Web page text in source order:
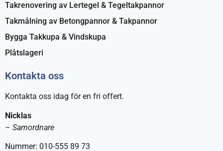
Takrenovering av Lertegel & Tegeltakpannor
Takmålning av Betongpannor & Takpannor
Bygga Takkupa & Vindskupa
Plåtslageri
Kontakta oss
Kontakta oss idag för en fri offert.
Nicklas
– Samordnare
Nummer: 010-555 89 73